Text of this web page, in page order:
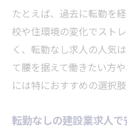
たとえば、過去に転勤を
校や住環境の変化でスト
く、転勤なし求人の人気
て腰を据えて働きたい方
には特におすすめの選択肢
転勤なしの建設業求人